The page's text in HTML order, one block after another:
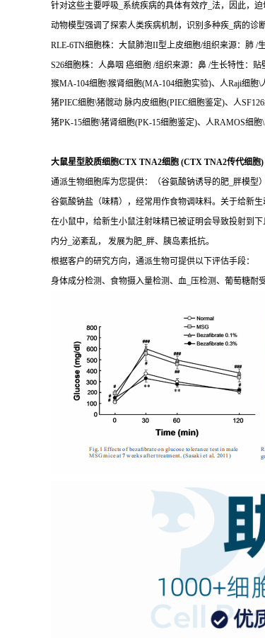
针对这些主要呼吸_系统疾病的具体有效疗_法，因此，迫
动物模型强调了探索人类疾病机制，识别多种疾_病的诊
RLE-6TN细胞株：大鼠肺泡II型上皮细胞/组织来源：肺 /
S26细胞株：人鼻咽 癌细胞 /组织来源：鼻 /生长特性：贴
猴MA-104细胞\猴肾细胞(MA-104细胞实验)、人Raji细胞\
猪PIEC细胞\猪髋动 脉内皮细胞(PIEC细胞鉴定)、人
猪PK-15细胞\猪肾细胞(PK-15细胞鉴定)、人RAMOS细
大鼠星型胶质细胞CTX TNA2细胞 (CTX TNA2传代细胞)
通派生物细胞库为您提供：（谷氨酸钠诱导的肥_胖模型）
谷氨酸钠盐（味精），经常用作食物调味料。关于给新
在小鼠中，给新生小鼠注射味精已被证明会导致投射到
内分_泌紊乱， 发展为肥_胖、胰岛素抵抗。
根据客户的研究方向，通派生物可提供以下评估手段：
身体成分检测、食物摄入量检测、血_压检测、葡萄糖耐